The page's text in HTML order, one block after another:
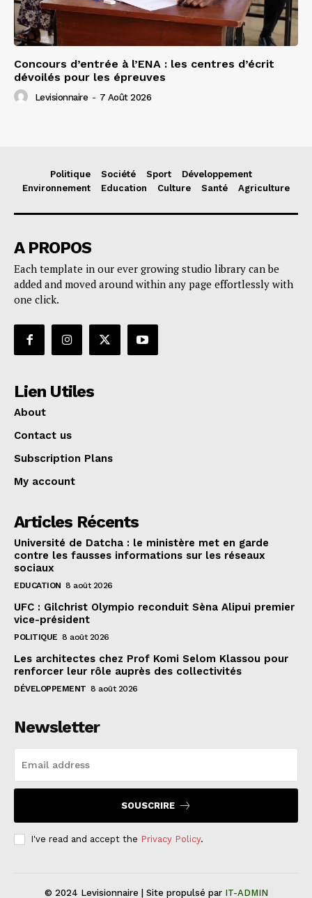
Concours d’entrée à l’ENA : les centres d’écrit
dévoilés pour les épreuves
Levisionnaire - 7 Août 2026
Politique Société Sport
Développement
Environnement
Education Culture Santé Agriculture
A PROPOS
Each template in our ever growing studio library can be
added and moved around within any page effortlessly with
one click.
Lien Utiles
About
Contact us
Subscription Plans
My account
Articles Récents
Université de Datcha : le ministère met en garde
contre les fausses informations sur les réseaux
sociaux
EDUCATION 8 août 2026
UFC : Gilchrist Olympio reconduit Sèna Alipui premier
vice-président
POLITIQUE 8 août 2026
Les architectes chez Prof Komi Selom Klassou pour
renforcer leur rôle auprès des collectivités
DÉVELOPPEMENT 8 août 2026
Newsletter
SOUSCRIRE
I've read and accept the Privacy Policy.
© 2024 Levisionnaire | Site propulsé par IT-ADMIN